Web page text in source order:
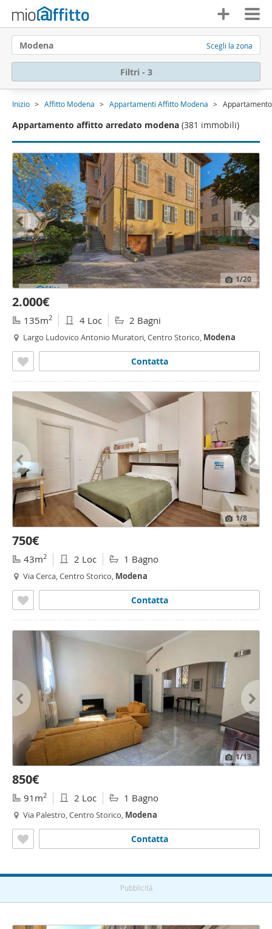
Modena Scegli la zona
Filtri - 3
Inizio Affitto Modena Appartamenti Affitto Modena
Appartamento affitto arredato modena (381 immobili)
1/20
2.000€
135m2 4 Loc 2 Bagni
Largo Ludovico Antonio Muratori, Centro Storico, Modena
Contatta
1/8
750€
43m2 2 Loc 1 Bagno
Via Cerca, Centro Storico, Modena
Contatta
1/13
850€
91m2 2 Loc 1 Bagno
Via Palestro, Centro Storico, Modena
Contatta
Pubblicità